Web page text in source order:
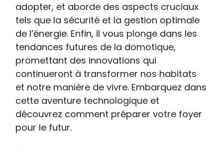
adopter, et aborde des aspects cruciaux
tels que la sécurité et la gestion optimale
de l’énergie. Enfin, il vous plonge dans les
tendances futures de la domotique,
promettant des innovations qui
continueront à transformer nos habitats
et notre manière de vivre. Embarquez dans
cette aventure technologique et
découvrez comment préparer votre foyer
pour le futur.